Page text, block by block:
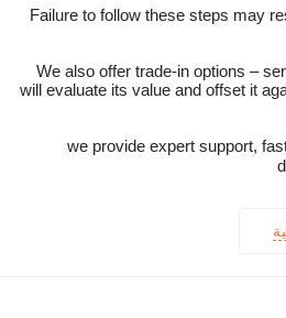
Failure to follow these steps may
We also offer trade-in options –
will evaluate its value and offset it
– we provide expert support,